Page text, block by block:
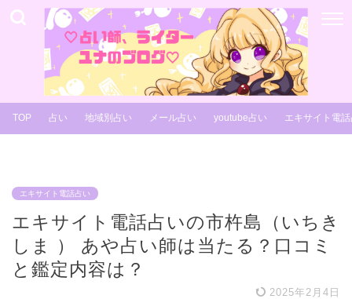
TOP 占い 地域別占い メール占い youtube占い エキサイト電
エキサイト電話占い
エキサイト電話占いの市杵島（いちき
しま ） あや占い師は当たる？口コミ
と鑑定内容は？
2025年2月4日